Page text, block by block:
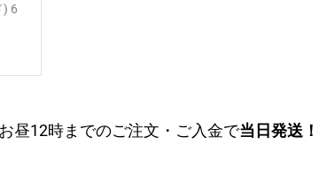
) 6
昼12時までのご注文・ご入金で当日発送！